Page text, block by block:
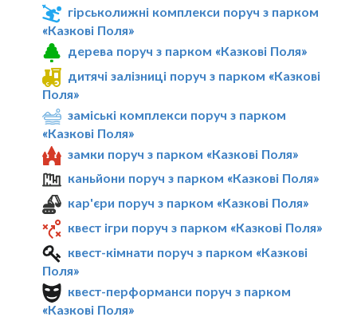
гірськолижні комплекси поруч з парком
«Казкові Поля»
дерева поруч з парком «Казкові Поля»
дитячі залізниці поруч з парком «Казкові
Поля»
заміські комплекси поруч з парком
«Казкові Поля»
замки поруч з парком «Казкові Поля»
каньйони поруч з парком «Казкові Поля»
кар'єри поруч з парком «Казкові Поля»
квест ігри поруч з парком «Казкові Поля»
квест-кімнати поруч з парком «Казкові
Поля»
квест-перформанси поруч з парком
«Казкові Поля»